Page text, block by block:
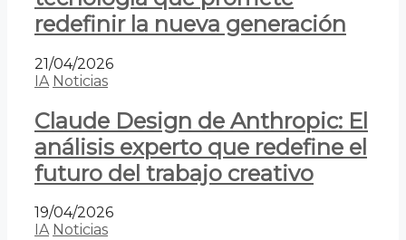
redefinir la nueva generación
21/04/2026
IA Noticias
Claude Design de Anthropic: El
análisis experto que redefine el
futuro del trabajo creativo
19/04/2026
IA Noticias